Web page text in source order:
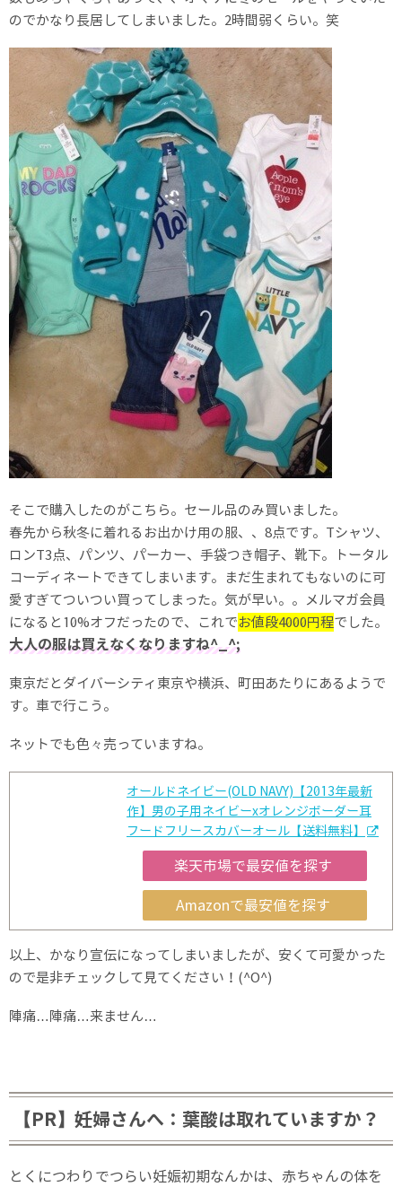
のでかなり長居してしまいました。2時間弱くらい。笑
そこで購入したのがこちら。セール品のみ買いました。
春先から秋冬に着れるお出かけ用の服、、8点です。Tシャツ、
ロンT3点、パンツ、パーカー、手袋つき帽子、靴下。トータル
コーディネートできてしまいます。まだ生まれてもないのに可
愛すぎてついつい買ってしまった。気が早い。。メルマガ会員
になると10%オフだったので、これでお値段4000円程でした。
大人の服は買えなくなりますね^_^;
東京だとダイバーシティ東京や横浜、町田あたりにあるようで
す。車で行こう。
ネットでも色々売っていますね。
オールドネイビー(OLD NAVY)【2013年最新
作】男の子用ネイビーxオレンジボーダー耳
フードフリースカバーオール【送料無料】
楽天市場で最安値を探す
Amazonで最安値を探す
以上、かなり宣伝になってしまいましたが、安くて可愛かった
ので是非チェックして見てください！(^O^)
陣痛…陣痛…来ません…
【PR】妊婦さんへ：葉酸は取れていますか？
とくにつわりでつらい妊娠初期なんかは、赤ちゃんの体を